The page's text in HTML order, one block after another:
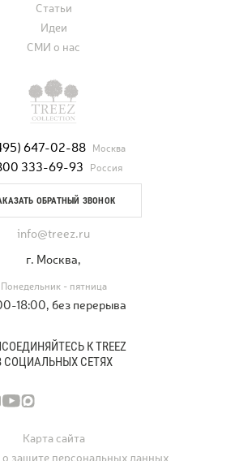
647-02-88 Москва
333-69-93 Россия
ОБРАТНЫЙ ЗВОНОК
info@treez.ru
г. Москва,
Понедельник - пятница
18:00, без перерыва
Статьи
Идеи
СМИ о нас
К TREEZ
СОЦИАЛЬНЫХ СЕТЯХ
Карта сайта
защите персональных данных